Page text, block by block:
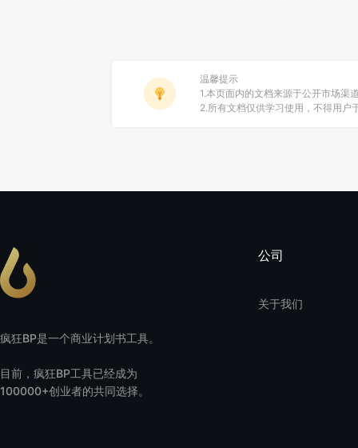
温馨提示
1.本页面内的文档来源于公开市场渠
2.所有文档仅供学习使用，不得用户
疯狂BP是一个商业计划书工具。
目前，疯狂BP工具已经成为
100000+创业者的共同选择。
公司
关于我们